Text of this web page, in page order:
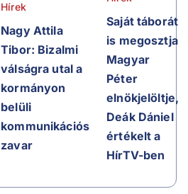
Hírek
Nagy Attila
Tibor: Bizalmi
válságra utal a
kormányon
belüli
kommunikációs
zavar
Saját táborát
is megosztja
Magyar
Péter
elnökjelöltje,
Deák Dániel
értékelt a
HírTV-ben